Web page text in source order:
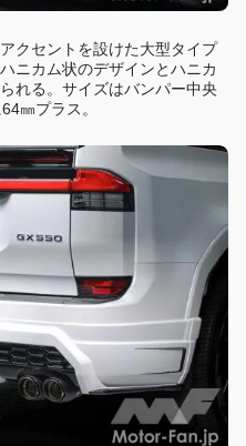
クセントを設けた大型タイプ
ニカム状のデザインとハニカ
れる。サイズはバンパー中央
㎜プラス。